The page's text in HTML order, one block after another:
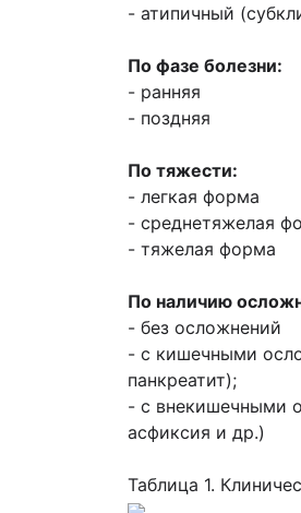
- атипичный
По фазе болезни:
- ранняя
- поздняя
По тяжести:
- легкая форма
- среднетяжелая
- тяжелая форма
По наличию
- без осложнений
- с кишечными
панкреатит);
- с внекишечными
асфиксия и др.)
Таблица 1.